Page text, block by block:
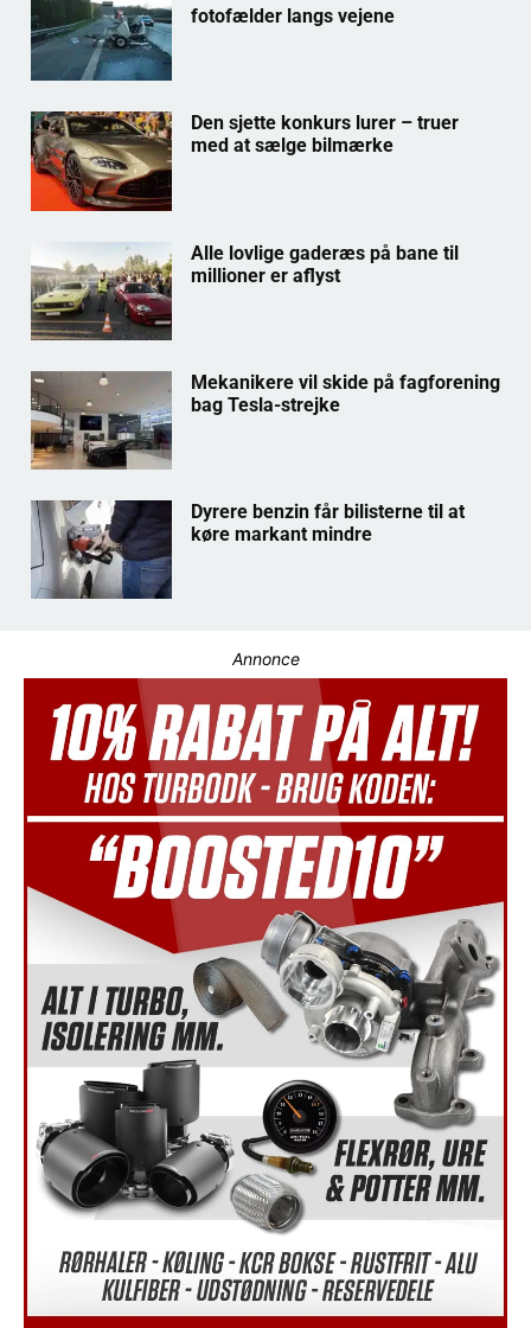
fotofælder langs vejene
Den sjette konkurs lurer – truer
med at sælge bilmærke
Alle lovlige gaderæs på bane til
millioner er aflyst
Mekanikere vil skide på fagforening
bag Tesla-strejke
Dyrere benzin får bilisterne til at
køre markant mindre
Annonce